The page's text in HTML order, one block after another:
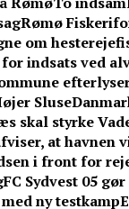
Rømø
om
indsats ved
Sluse
skal styrke
at havnen
i front for
FC Sydvest 05
ny testkamp